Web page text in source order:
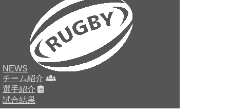
NEWS
チーム紹介
選手紹介
試合結果